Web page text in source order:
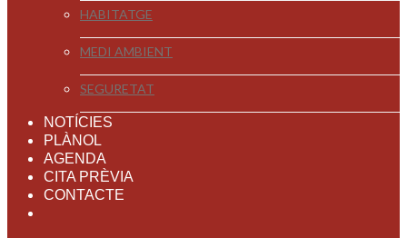
HABITATGE
MEDI AMBIENT
SEGURETAT
NOTÍCIES
PLÀNOL
AGENDA
CITA PRÈVIA
CONTACTE